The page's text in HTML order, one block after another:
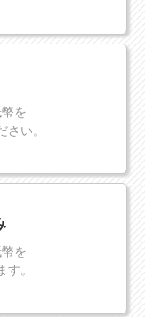
を
い。
を
。